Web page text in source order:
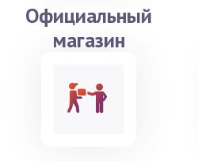
Официальный
магазин